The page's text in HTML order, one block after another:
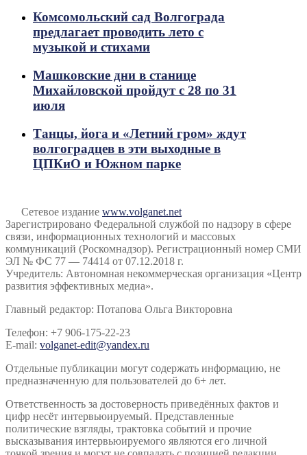
Комсомольский сад Волгограда
предлагает проводить лето с
музыкой и стихами
Машковские дни в станице
Михайловской пройдут с 28 по 31
июля
Танцы, йога и «Летний гром» ждут
волгоградцев в эти выходные в
ЦПКиО и Южном парке
Сетевое издание www.volganet.net
Зарегистрировано Федеральной службой по надзору в сфере
связи, информационных технологий и массовых
коммуникаций (Роскомнадзор). Регистрационный номер СМИ
ЭЛ № ФС 77 — 74414 от 07.12.2018 г.
Учредитель: Автономная некоммерческая организация «Центр
развития эффективных медиа».
Главный редактор: Потапова Ольга Викторовна
Телефон: +7 906-175-22-23
E-mail: volganet-edit@yandex.ru
Отдельные публикации могут содержать информацию, не
предназначенную для пользователей до 6+ лет.
Ответственность за достоверность приведённых фактов и
цифр несёт интервьюируемый. Представленные
политические взгляды, трактовка событий и прочие
высказывания интервьюируемого являются его личной